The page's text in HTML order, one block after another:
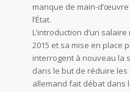
manque de main-
l’État.
L’introduction d’un
2015 et sa mise en place
interrogent à nouveau la
dans le but de réduire les
allemand fait débat dans